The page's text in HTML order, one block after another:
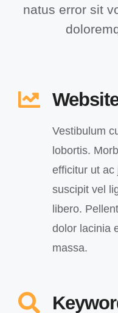
natus error sit
Vestibulum
lobortis.
efficitur ut ac
suscipit vel
libero.
dolor lacinia
massa.